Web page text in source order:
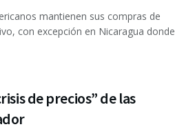
mantienen sus compras de
con excepción en Nicaragua donde
de precios” de las